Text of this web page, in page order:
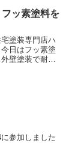
黒い錆止め塗料
か...
フッ素塗料を
塗装専門店ハ
日はフッ素塗
壁塗装で耐久
参加しました